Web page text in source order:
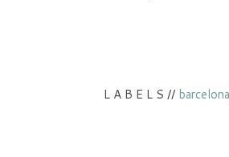
L A B E L S // barcelona